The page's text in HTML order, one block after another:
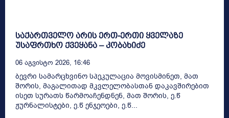
საქართველო არის ერთ-ერთი ყველაზე
უსაფრთხო ქვეყანა – კობახიძე
06 Აგვისტო 2026, 16:46
ბევრი სამარცხვინო სპეკულაცია მოვისმინეთ, მათ
შორის, მაგალითად მკვლელობასთან დაკავშირებით
ისეთ სურათს წარმოაჩენდნენ, მათ შორის, ე.წ
ჟურნალისტები, ე.წ ენჯეოები, ე.წ...